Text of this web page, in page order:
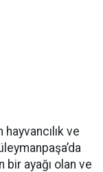
hayvancılık ve
ayağı olan ve